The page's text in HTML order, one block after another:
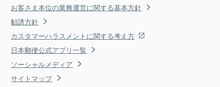
お客さま本位の業務運営に関する基本方針
勧誘方針
カスタマーハラスメントに関する考え方
日本郵便公式アプリ一覧
ソーシャルメディア
サイトマップ